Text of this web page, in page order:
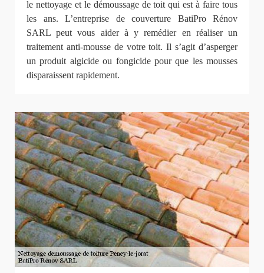
le nettoyage et le démoussage de toit qui est à faire tous
les ans. L’entreprise de couverture BatiPro Rénov
SARL peut vous aider à y remédier en réaliser un
traitement anti-mousse de votre toit. Il s’agit d’asperger
un produit algicide ou fongicide pour que les mousses
disparaissent rapidement.